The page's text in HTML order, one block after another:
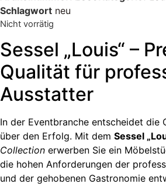
Schlagwort neu
Nicht vorrätig
Sessel „Louis“ –
Qualität für
Ausstatter
In der Eventbranche entscheidet die
über den Erfolg. Mit dem Sessel
Collection erwerben Sie ein
die hohen Anforderungen der
und der gehobenen Gastronomie